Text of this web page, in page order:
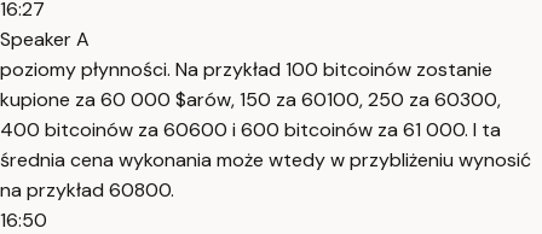
16:27
Speaker A
poziomy płynności. Na przykład 100 bitcoinów zostanie
kupione za 60 000 $arów, 150 za 60100, 250 za 60300,
400 bitcoinów za 60600 i 600 bitcoinów za 61 000. I ta
średnia cena wykonania może wtedy w przybliżeniu wynosić
na przykład 60800.
16:50